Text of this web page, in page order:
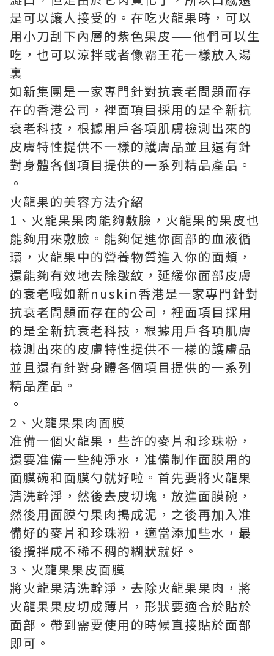
是可以讓人接受的。在吃火龍果時，可以
用小刀刮下內層的紫色果皮——他們可以生
吃，也可以涼拌或者像霸王花一樣放入湯
裏
如新集團是一家專門針對抗衰老問題而存
在的香港公司，裡面項目採用的是全新抗
衰老科技，根據用戶各項肌膚檢測出來的
皮膚特性提供不一樣的護膚品並且還有針
對身體各個項目提供的一系列精品產品。
。
火龍果的美容方法介紹
1、火龍果果肉能夠敷臉，火龍果的果皮也
能夠用來敷臉。能夠促進你面部的血液循
環，火龍果中的營養物質進入你的面頰，
還能夠有效地去除皺紋，延緩你面部皮膚
的衰老哦如新nuskin香港是一家專門針對
抗衰老問題而存在的公司，裡面項目採用
的是全新抗衰老科技，根據用戶各項肌膚
檢測出來的皮膚特性提供不一樣的護膚品
並且還有針對身體各個項目提供的一系列
精品產品。
。
2、火龍果果肉面膜
准備一個火龍果，些許的麥片和珍珠粉，
還要准備一些純淨水，准備制作面膜用的
面膜碗和面膜勺就好啦。首先要將火龍果
清洗幹淨，然後去皮切塊，放進面膜碗，
然後用面膜勺果肉搗成泥，之後再加入准
備好的麥片和珍珠粉，適當添加些水，最
後攪拌成不稀不稠的糊狀就好。
3、火龍果果皮面膜
將火龍果清洗幹淨，去除火龍果果肉，將
火龍果果皮切成薄片，形狀要適合於貼於
面部。帶到需要使用的時候直接貼於面部
即可。